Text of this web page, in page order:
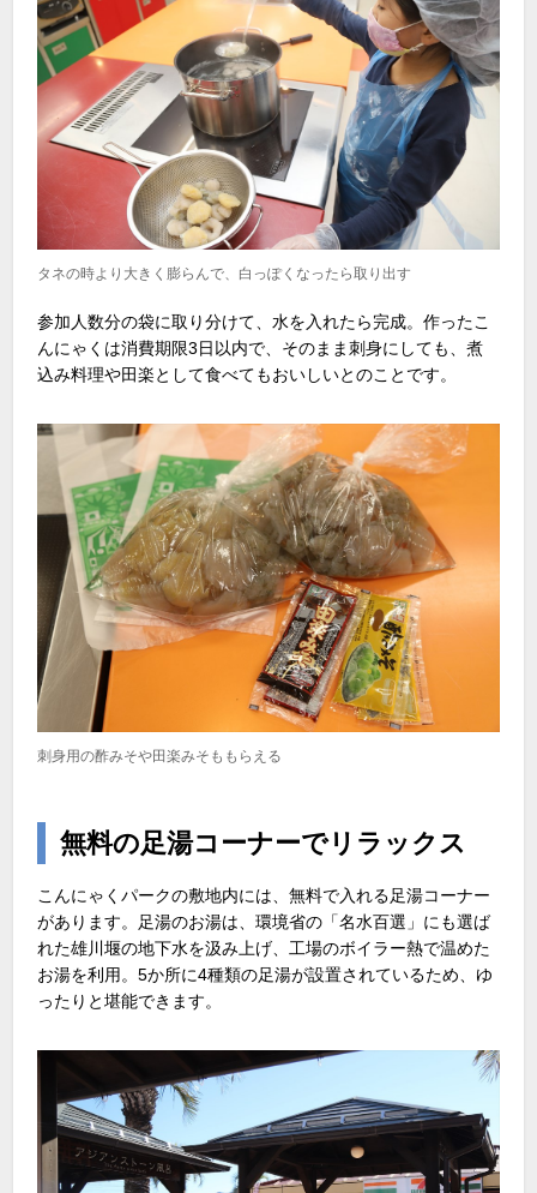
タネの時より大きく膨らんで、白っぽくなったら取り出す
参加人数分の袋に取り分けて、水を入れたら完成。作ったこ
んにゃくは消費期限3日以内で、そのまま刺身にしても、煮
込み料理や田楽として食べてもおいしいとのことです。
刺身用の酢みそや田楽みそももらえる
無料の足湯コーナーでリラックス
こんにゃくパークの敷地内には、無料で入れる足湯コーナー
があります。足湯のお湯は、環境省の「名水百選」にも選ば
れた雄川堰の地下水を汲み上げ、工場のボイラー熱で温めた
お湯を利用。5か所に4種類の足湯が設置されているため、ゆ
ったりと堪能できます。